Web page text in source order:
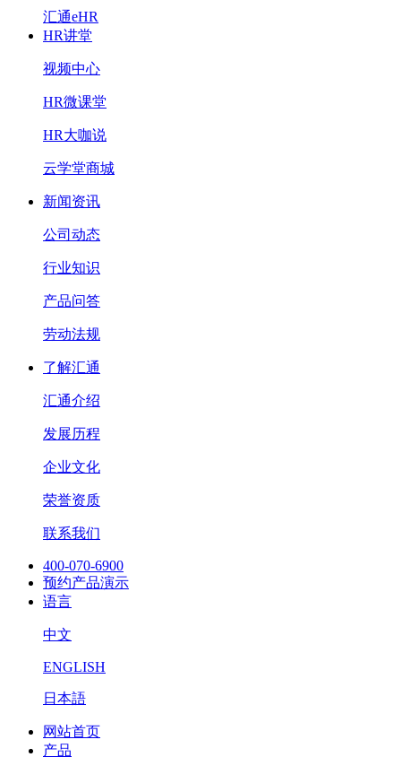
汇通eHR
HR讲堂
视频中心
HR微课堂
HR大咖说
云学堂商城
新闻资讯
公司动态
行业知识
产品问答
劳动法规
了解汇通
汇通介绍
发展历程
企业文化
荣誉资质
联系我们
400-070-6900
预约产品演示
语言
中文
ENGLISH
日本語
网站首页
产品